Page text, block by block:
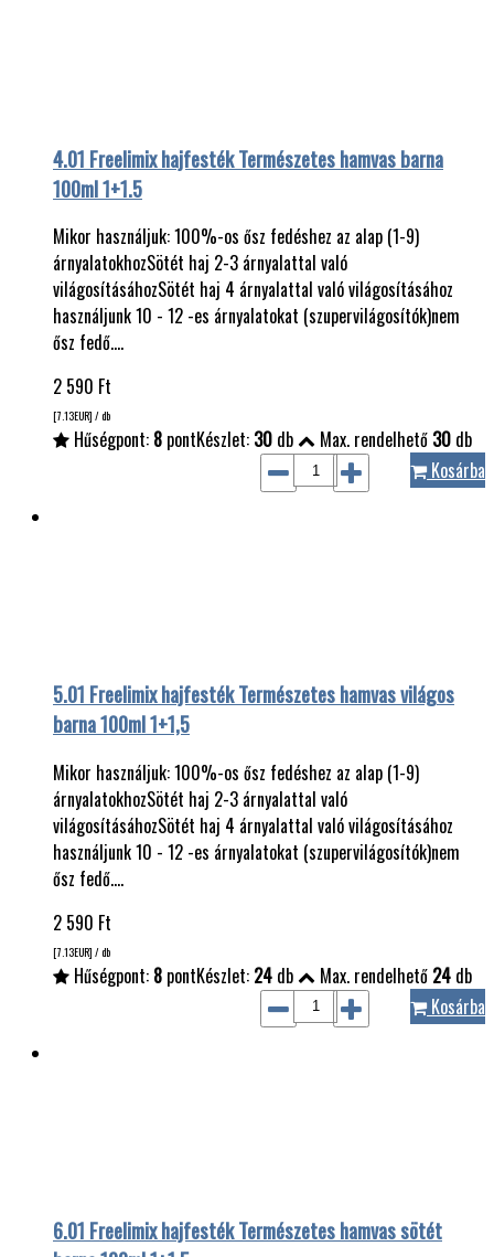
4.01 Freelimix hajfesték Természetes hamvas barna
100ml 1+1.5
Mikor használjuk: 100%-os ősz fedéshez az alap (1-9)
árnyalatokhozSötét haj 2-3 árnyalattal való
világosításáhozSötét haj 4 árnyalattal való világosításához
használjunk 10 - 12 -es árnyalatokat (szupervilágosítók)nem
ősz fedő.…
2 590 Ft
[7.13EUR] / db
Hűségpont: 8 pontKészlet: 30 db Max. rendelhető 30 db
Kosárba
5.01 Freelimix hajfesték Természetes hamvas világos
barna 100ml 1+1,5
Mikor használjuk: 100%-os ősz fedéshez az alap (1-9)
árnyalatokhozSötét haj 2-3 árnyalattal való
világosításáhozSötét haj 4 árnyalattal való világosításához
használjunk 10 - 12 -es árnyalatokat (szupervilágosítók)nem
ősz fedő.…
2 590 Ft
[7.13EUR] / db
Hűségpont: 8 pontKészlet: 24 db Max. rendelhető 24 db
Kosárba
6.01 Freelimix hajfesték Természetes hamvas sötét